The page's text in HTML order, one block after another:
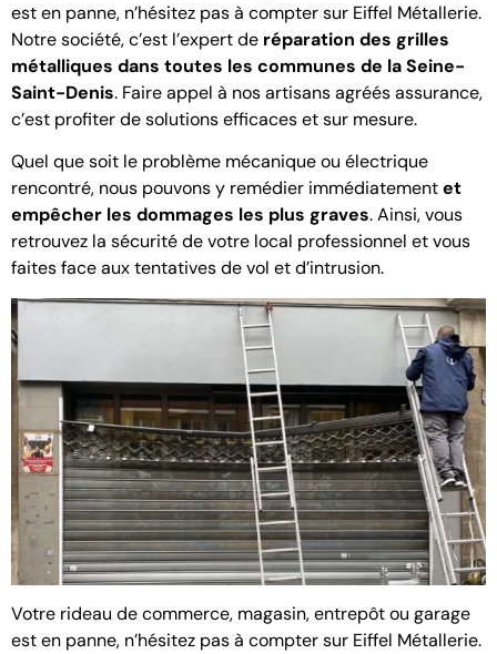
est en panne, n’hésitez pas à compter sur Eiffel Métallerie.
Notre société, c’est l’expert de réparation des grilles
métalliques dans toutes les communes de la Seine-
Saint-Denis. Faire appel à nos artisans agréés assurance,
c’est profiter de solutions efficaces et sur mesure.
Quel que soit le problème mécanique ou électrique
rencontré, nous pouvons y remédier immédiatementet
empêcher les dommages les plus graves. Ainsi, vous
retrouvez la sécurité de votre local professionnel et vous
faites face aux tentatives de vol et d’intrusion.
Votre rideau de commerce, magasin, entrepôt ou garage
est en panne, n’hésitez pas à compter sur Eiffel Métallerie.